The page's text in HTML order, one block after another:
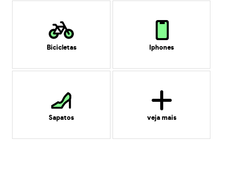
Bicicletas Iphones
Sapatos veja mais